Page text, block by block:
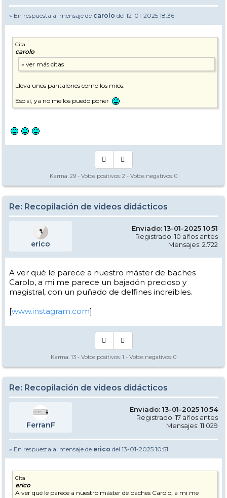
» En respuesta al mensaje de carolo del 12-01-2025 18:36
Cita
carolo
Lleva unos pantalones como los míos.
Eso sí, ya no me los puedo poner
Karma: 29 - Votos positivos: 2 - Votos negativos: 0
Re: Recopilación de videos didácticos
erico
Enviado: 13-01-2025 10:51
Registrado: 10 años antes
Mensajes: 2.722
A ver qué le parece a nuestro máster de baches
Carolo, a mi me parece un bajadón precioso y
magistral, con un puñado de delfines increibles.
[www.instagram.com]
Karma: 13 - Votos positivos: 1 - Votos negativos: 0
Re: Recopilación de videos didácticos
FerranF
Enviado: 13-01-2025 10:54
Registrado: 17 años antes
Mensajes: 11.029
» En respuesta al mensaje de erico del 13-01-2025 10:51
Cita
erico
A ver qué le parece a nuestro máster de baches Carolo, a mi me